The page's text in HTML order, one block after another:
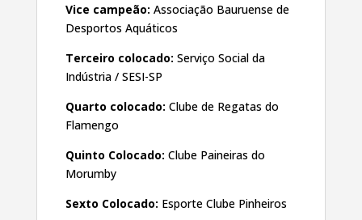
Vice campeão: Associação Bauruense de
Desportos Aquáticos
Terceiro colocado: Serviço Social da
Indústria / SESI-SP
Quarto colocado: Clube de Regatas do
Flamengo
Quinto Colocado: Clube Paineiras do
Morumby
Sexto Colocado: Esporte Clube Pinheiros